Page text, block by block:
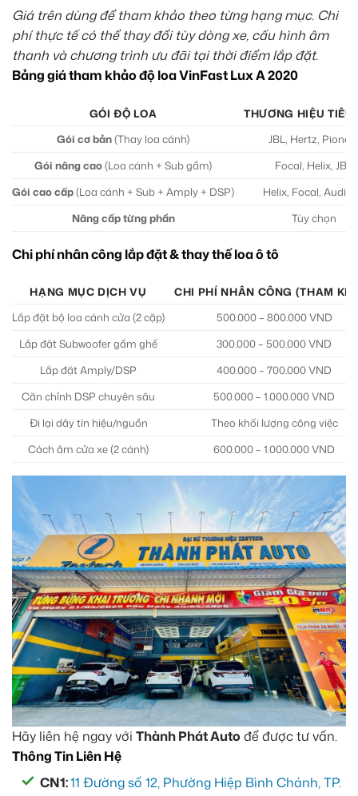
Giá trên dùng để tham khảo theo từng hạng mục. Chi
phí thực tế có thể thay đổi tùy dòng xe, cấu hình âm
thanh và chương trình ưu đãi tại thời điểm lắp đặt.
Bảng giá tham khảo độ loa VinFast Lux A 2020
GÓI ĐỘ LOA
THƯƠNG HIỆU TIÊU
Gói cơ bản(Thay loa cánh)
JBL, Hertz,
Gói nâng cao(Loa cánh + Sub gầm)
Focal, Helix, JBL
Gói cao cấp(Loa cánh + Sub + Amply + DSP)
Helix, Focal,
Nâng cấp từng phần
Tùy chọn
Chi phí nhân công lắp đặt & thay thế loa ô tô
HẠNG MỤC DỊCH VỤ
CHI PHÍ NHÂN CÔNG (THAM
Lắp đặt bộ loa cánh cửa (2 cặp)
500.000 – 800.000 VND
Lắp đặt Subwoofer gầm ghế
300.000 – 500.000 VND
Lắp đặt Amply/DSP
400.000 – 700.000 VND
Căn chỉnh DSP chuyên sâu
500.000 – 1.000.000 VND
Đi lại dây tín hiệu/nguồn
Theo khối lượng công việc
Cách âm cửa xe (2 cánh)
600.000 – 1.000.000 VND
Hãy liên hệ ngay với Thành Phát Auto để được tư vấn.
Thông Tin Liên Hệ
CN1:11 Đường số 12, Phường Hiệp Bình Chánh, TP.